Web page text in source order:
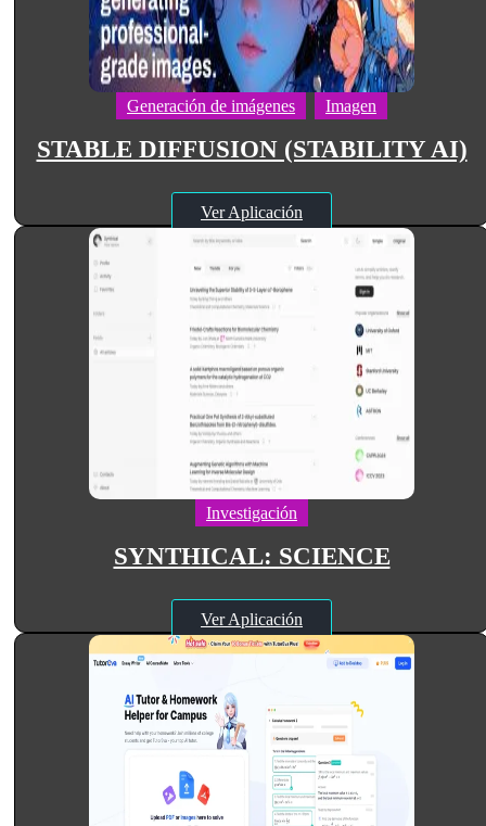
Generación de imágenes Imagen
STABLE DIFFUSION (STABILITY AI)
Ver Aplicación
Investigación
SYNTHICAL: SCIENCE
Ver Aplicación